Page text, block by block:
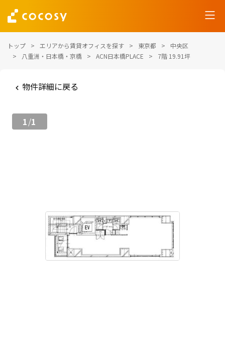
トップ エリアから賃貸オフィスを探す 東京都
中央区
八重洲・日本橋・京橋
ACN日本橋PLACE 7階 19.91坪
物件詳細に戻る
1/1